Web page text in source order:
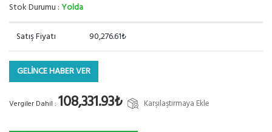
Stok Durumu :Yolda
Satış Fiyatı 90,276.61₺
GELİNCE HABER VER
Vergiler Dahil : 108,331.93₺ Karşılaştırmaya Ekle